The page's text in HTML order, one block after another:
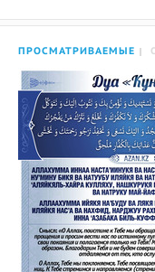
ПРОСМАТРИВАЕМЫЕ